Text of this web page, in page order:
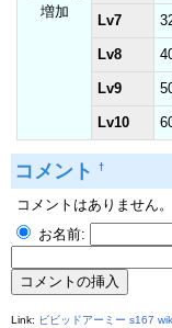
増加
Lv7
Lv8
Lv9
Lv10
コメント †
コメントはありません。
お名前:
Link: ビビッドアーミー s167